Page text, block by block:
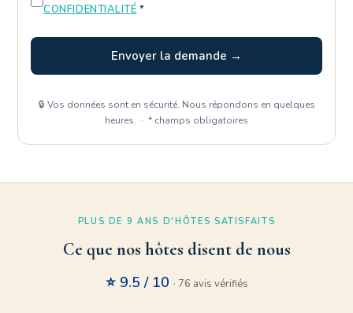
CONFIDENTIALITÉ *
Envoyer la demande →
🔒 Vos données sont en sécurité. Nous répondons en quelques
heures. · * champs obligatoires
PLUS DE 9 ANS D'HÔTES SATISFAITS
Ce que nos hôtes disent de nous
⭐ 9.5 / 10 · 76 avis vérifiés